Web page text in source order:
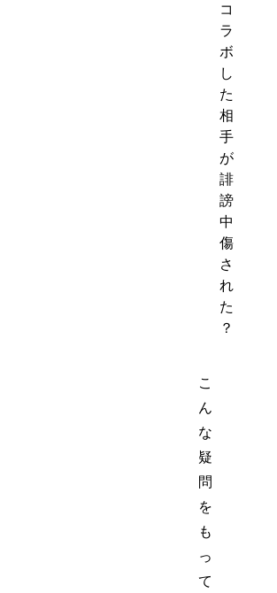
コ
ラ
ボ
し
た
相
手
が
誹
謗
中
傷
さ
れ
た
？
こ
ん
な
疑
問
を
も
っ
て